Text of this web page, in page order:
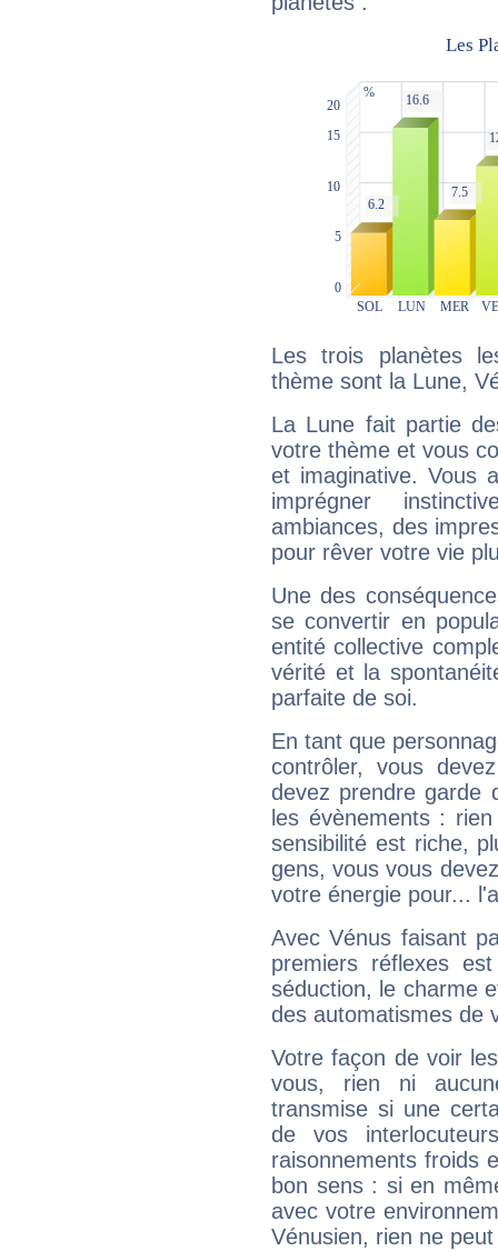
Les trois planètes
thème sont la Lune,
La Lune fait partie
votre thème et vous
et imaginative. Vous
imprégner
ambiances, des
pour rêver votre vie
Une des
se convertir en
entité collective
vérité et la
parfaite de soi.
En tant que
contrôler, vous
devez prendre garde
les évènements :
sensibilité est riche,
gens, vous vous
votre énergie pour...
Avec Vénus faisant
premiers réflexes
séduction, le charme
des automatismes de
Votre façon de voir
vous, rien ni
transmise si une
de vos
raisonnements froids
bon sens : si en
avec votre
Vénusien, rien ne